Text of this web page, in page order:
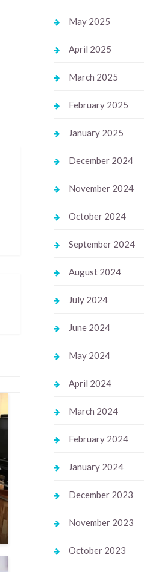
May 2025
April 2025
March 2025
February 2025
January 2025
December 2024
November 2024
October 2024
September 2024
August 2024
July 2024
June 2024
May 2024
April 2024
March 2024
February 2024
January 2024
December 2023
November 2023
October 2023